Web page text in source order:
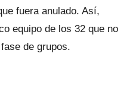
fuera anulado. Así,
equipo de los 32 que no
de grupos.